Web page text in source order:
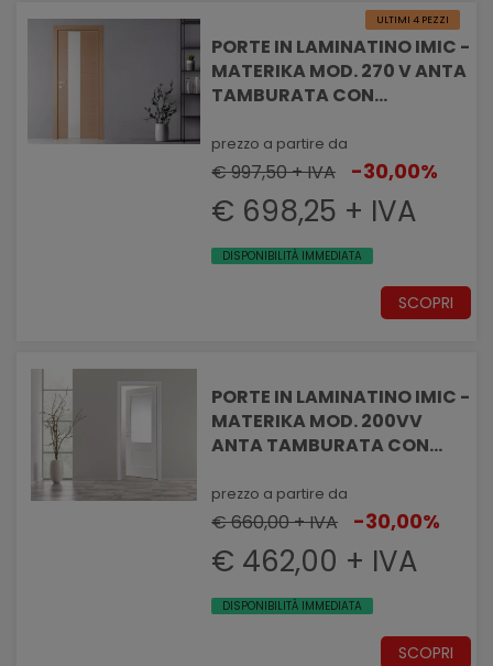
ULTIMI 4 PEZZI
PORTE IN LAMINATINO IMIC -
MATERIKA MOD. 270 V ANTA
TAMBURATA CON
VETRO TEMPERATO
SATINATO
prezzo a partire da
€ 997,50 + IVA -30,00%
€ 698,25 + IVA
DISPONIBILITÀ IMMEDIATA
SCOPRI
PORTE IN LAMINATINO IMIC -
MATERIKA MOD. 200VV
ANTA TAMBURATA CON
VETRO SUPERIORE
prezzo a partire da
€ 660,00 + IVA -30,00%
€ 462,00 + IVA
DISPONIBILITÀ IMMEDIATA
SCOPRI